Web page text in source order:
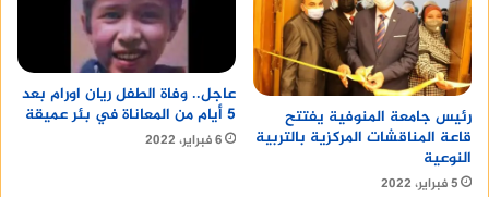
رئيس جامعة المنوفية يفتتح
قاعة المناقشات المركزية بالتربية
النوعية
5 فبراير، 2022
عاجل.. وفاة الطفل ريان اورام بعد
5 أيام من المعاناة في بئر عميقة
6 فبراير، 2022